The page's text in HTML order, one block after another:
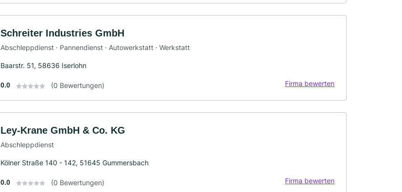
Schreiter Industries GmbH
Abschleppdienst · Pannendienst · Autowerkstatt · Werkstatt
Baarstr. 51, 58636 Iserlohn
0.0 (0 Bewertungen) Firma bewerten
Ley-Krane GmbH & Co. KG
Abschleppdienst
Kölner Straße 140 - 142, 51645 Gummersbach
0.0 (0 Bewertungen) Firma bewerten